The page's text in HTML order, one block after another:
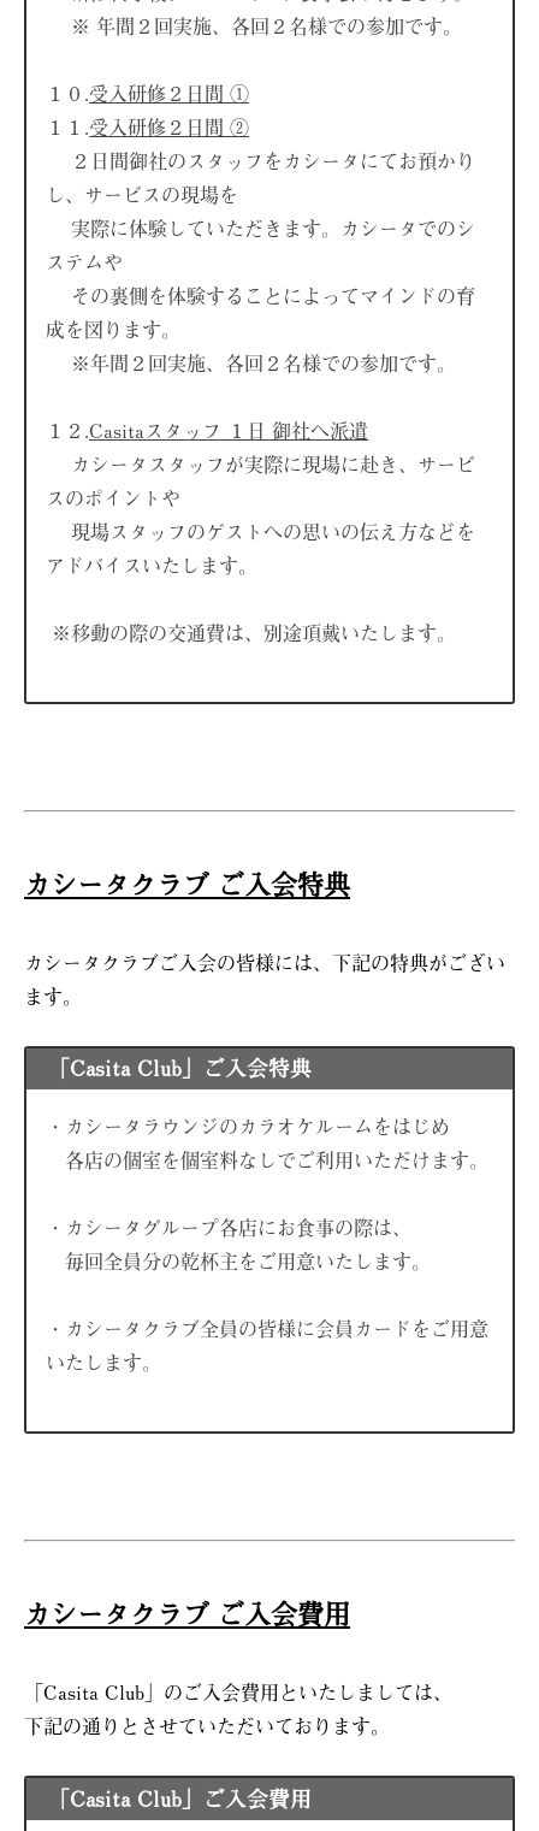
※ 年間２回実施、各回２名様での参加です。
１０.受入研修２日間 ①
１１.受入研修２日間 ②
２日間御社のスタッフをカシータにてお預かり
し、サービスの現場を
実際に体験していただきます。カシータでのシ
ステムや
その裏側を体験することによってマインドの育
成を図ります。
※年間２回実施、各回２名様での参加です。
１２.Casitaスタッフ １日 御社へ派遣
カシータスタッフが実際に現場に赴き、サービ
スのポイントや
現場スタッフのゲストへの思いの伝え方などを
アドバイスいたします。
※移動の際の交通費は、別途頂戴いたします。
カシータクラブ ご入会特典
カシータクラブご入会の皆様には、下記の特典がござい
ます。
「Casita Club」ご入会特典
・カシータラウンジのカラオケルームをはじめ
各店の個室を個室料なしでご利用いただけます。
・カシータグループ各店にお食事の際は、
毎回全員分の乾杯主をご用意いたします。
・カシータクラブ全員の皆様に会員カードをご用意
いたします。
カシータクラブ ご入会費用
「Casita Club」のご入会費用といたしましては、
下記の通りとさせていただいております。
「Casita Club」ご入会費用